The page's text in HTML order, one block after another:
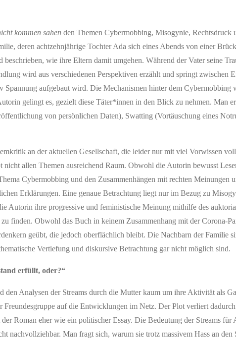
kommen sahen den Themen Cybermobbing, Misogynie, Rechtsdruck
deren achtzehnjährige Tochter Ada sich eines Abends von einer
wie ihre Eltern damit umgehen. Während der Vater seine
wird aus verschiedenen Perspektiven erzählt und springt zwischen
aufgebaut wird. Die Mechanismen hinter dem Cybermobbing
gelingt es, gezielt diese Täter*innen in den Blick zu nehmen. Man
von persönlichen Daten), Swatting (Vortäuschung eines
an der aktuellen Gesellschaft, die leider nur mit viel Vorwissen
allen Themen ausreichend Raum. Obwohl die Autorin bewusst
Cybermobbing und den Zusammenhängen mit rechten Meinungen
Erklärungen. Eine genaue Betrachtung liegt nur im Bezug zu
Autorin ihre progressive und feministische Meinung mithilfe des
finden. Obwohl das Buch in keinem Zusammenhang mit der Corona-
geübt, die jedoch oberflächlich bleibt. Die Nachbarn der Familie
Vertiefung und diskursive Betrachtung gar nicht möglich sind.
erfüllt, oder?“
den Analysen der Streams durch die Mutter kaum um ihre Aktivität als
auf die Entwicklungen im Netz. Der Plot verliert
Roman eher wie ein politischer Essay. Die Bedeutung der Streams für
nachvollziehbar. Man fragt sich, warum sie trotz massivem Hass an den